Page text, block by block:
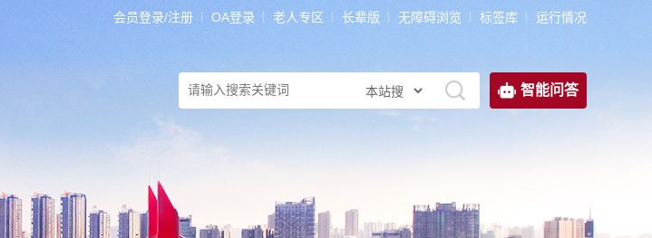
会员登录/注册 OA登录 老人专区 长辈版 无障碍浏览 标签库 运行情况
智能问答